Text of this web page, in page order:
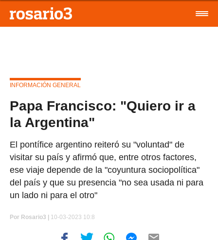
INFORMACIÓN GENERAL
Papa Francisco: "Quiero ir a
la Argentina"
El pontífice argentino reiteró su "voluntad" de
visitar su país y afirmó que, entre otros factores,
ese viaje depende de la "coyuntura sociopolítica"
del país y que su presencia "no sea usada ni para
un lado ni para el otro"
Por Rosario3 | 10-03-2023 10:8